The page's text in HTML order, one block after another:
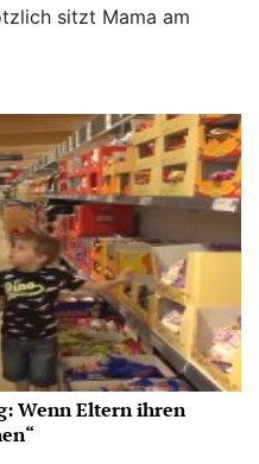
sitzt Mama am
Wenn Eltern ihren